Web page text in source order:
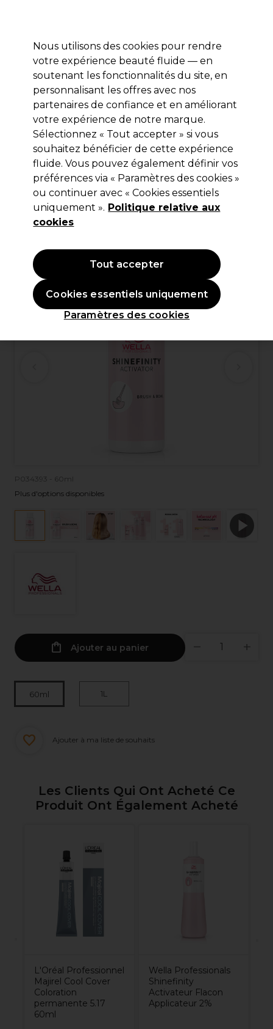
Se connecter
Marques Bons plans Coiffure Electro et Matériel
Livraison et délais
lire la suite
Wella Professionals
Wella Professionals Shinefinity
Activateur Bol & Pinceau 2 %
(2)
2,15 €Hors TVA
P034393 - 60ml
Plus d'options disponibles
Ajouter au panier
60ml 1L
Ajouter à ma liste de souhaits
Les Clients Qui Ont Acheté Ce
Produit Ont Également Acheté
L'Oréal Professionnel
Majirel Cool Cover
Coloration
permanente 5.17
60ml
Wella Professionals
Shinefinity
Activateur Flacon
Applicateur 2%
Nous utilisons des cookies pour rendre
votre expérience beauté fluide — en
soutenant les fonctionnalités du site, en
personnalisant les offres avec nos
partenaires de confiance et en améliorant
votre expérience de notre marque.
Sélectionnez « Tout accepter » si vous
souhaitez bénéficier de cette expérience
fluide. Vous pouvez également définir vos
préférences via « Paramètres des cookies »
ou continuer avec « Cookies essentiels
uniquement ». Politique relative aux
cookies
Paramètres des cookies
Cookies essentiels uniquement
Tout accepter